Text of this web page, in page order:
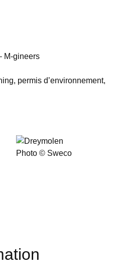
M-gineers
, permis d’environnement,
Photo © Sweco